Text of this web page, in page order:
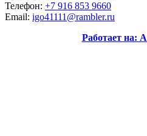
Телефон: +7 916 853 9660
Email: igo41111@rambler.ru
Работает на: